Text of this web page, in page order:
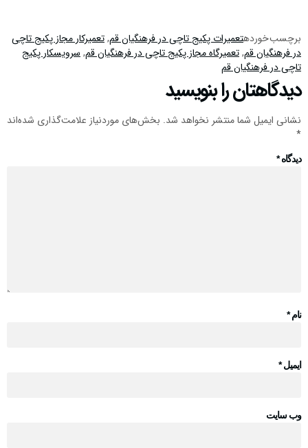
برچسب خوردهتعمیرات پکیج تاچی در فرهنگیان قم,تعمیرکار مجاز پکیج تاچی
در فرهنگیان قم,تعمیرگاه مجاز پکیج تاچی در فرهنگیان قم,سرویسکار پکیج
تاچی در فرهنگیان قم
دیدگاهتان را بنویسید
نشانی ایمیل شما منتشر نخواهد شد. بخش‌های موردنیاز علامت‌گذاری شده‌اند
*
دیدگاه*
نام*
ایمیل*
وب‌ سایت